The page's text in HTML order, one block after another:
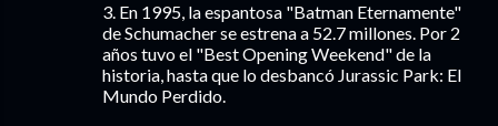
3. En 1995, la espantosa "Batman Eternamente"
de Schumacher se estrena a 52.7 millones. Por 2
años tuvo el "Best Opening Weekend" de la
historia, hasta que lo desbancó Jurassic Park: El
Mundo Perdido.